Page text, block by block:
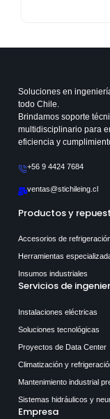
Soluciones en
todo Chile.
Brindamos soporte
multidisciplinario para
eficiencia y
+56 9 4424 7684
ventas@stichileing.cl
Productos y
Accesorios de
Herramientas
Insumos industriales
Servicios de
Instalaciones eléctricas
Soluciones tecnológicas
Proyectos de Data Center
Climatización y
Mantenimiento industrial
Sistemas hidráulicos y
Empresa